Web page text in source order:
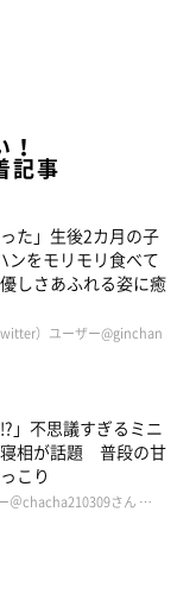
記事
た」生後2カ月の子
ンをモリモリ食べて
しさあふれる姿に癒
）ユーザー@ginchan
」不思議すぎるミニ
相が話題 普段の甘
こり
＠chacha210309さん …